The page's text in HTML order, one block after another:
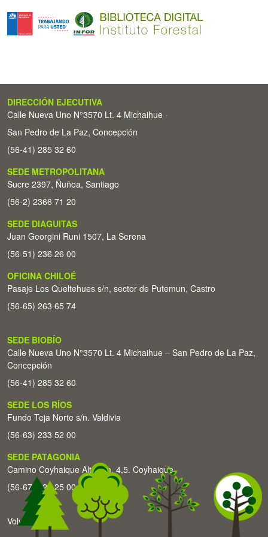
DIRECCIÓN EJECUTIVA
Calle Nueva Uno N°3570 Lt. 4 Michaihue -
San Pedro de La Paz, Concepción
(56-41) 285 32 60
SEDE METROPOLITANA
Sucre 2397, Ñuñoa, Santiago
(56-2) 2366 71 20
SEDE DIAGUITAS
Juan Georgini Runi 1507, La Serena
(56-51) 236 26 00
OFICINA CHILOÉ
Pasaje Los Queltehues s/n, sector de Putemun, Castro
(56-65) 263 65 74
SEDE BIOBÍO
Calle Nueva Uno N°3570 Lt. 4 Michaihue – San Pedro de La Paz,
Concepción
(56-41) 285 32 60
SEDE LOS RÍOS
Fundo Teja Norte s/n. Valdivia
(56-63) 233 52 00
SEDE PATAGONIA
Camino Coyhaique Alto Km. 4,5. Coyhaique
(56-67) 226 25 00
Volver arriba